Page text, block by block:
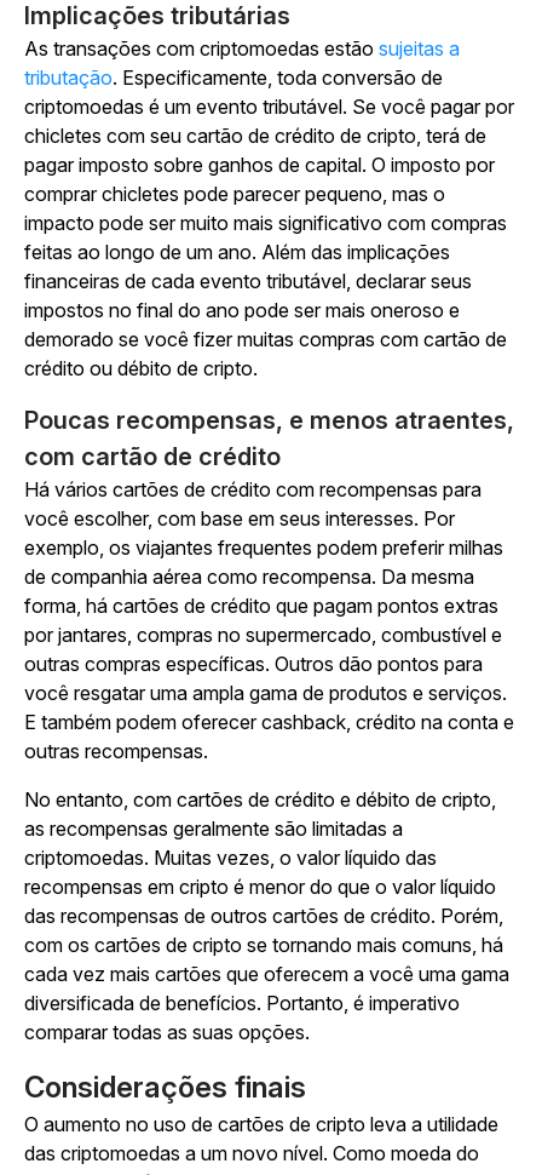
Implicações tributárias
As transações com criptomoedas estão sujeitas a
tributação. Especificamente, toda conversão de
criptomoedas é um evento tributável. Se você pagar por
chicletes com seu cartão de crédito de cripto, terá de
pagar imposto sobre ganhos de capital. O imposto por
comprar chicletes pode parecer pequeno, mas o
impacto pode ser muito mais significativo com compras
feitas ao longo de um ano. Além das implicações
financeiras de cada evento tributável, declarar seus
impostos no final do ano pode ser mais oneroso e
demorado se você fizer muitas compras com cartão de
crédito ou débito de cripto.
Poucas recompensas, e menos atraentes,
com cartão de crédito
Há vários cartões de crédito com recompensas para
você escolher, com base em seus interesses. Por
exemplo, os viajantes frequentes podem preferir milhas
de companhia aérea como recompensa. Da mesma
forma, há cartões de crédito que pagam pontos extras
por jantares, compras no supermercado, combustível e
outras compras específicas. Outros dão pontos para
você resgatar uma ampla gama de produtos e serviços.
E também podem oferecer cashback, crédito na conta e
outras recompensas.
No entanto, com cartões de crédito e débito de cripto,
as recompensas geralmente são limitadas a
criptomoedas. Muitas vezes, o valor líquido das
recompensas em cripto é menor do que o valor líquido
das recompensas de outros cartões de crédito. Porém,
com os cartões de cripto se tornando mais comuns, há
cada vez mais cartões que oferecem a você uma gama
diversificada de benefícios. Portanto, é imperativo
comparar todas as suas opções.
Considerações finais
O aumento no uso de cartões de cripto leva a utilidade
das criptomoedas a um novo nível. Como moeda do